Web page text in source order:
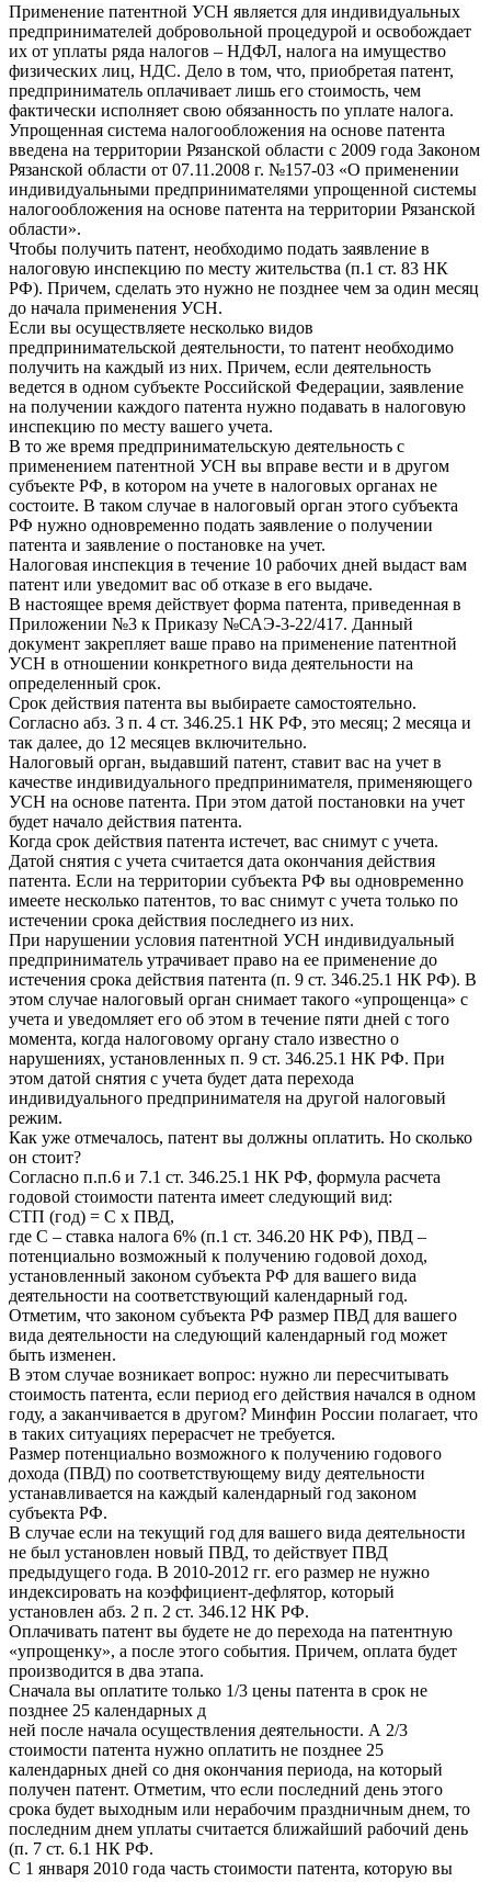
Применение патентной УСН является для индивидуальных
предпринимателей добровольной процедурой и освобождает
их от уплаты ряда налогов – НДФЛ, налога на имущество
физических лиц, НДС. Дело в том, что, приобретая патент,
предприниматель оплачивает лишь его стоимость, чем
фактически исполняет свою обязанность по уплате налога.
Упрощенная система налогообложения на основе патента
введена на территории Рязанской области с 2009 года Законом
Рязанской области от 07.11.2008 г. №157-03 «О применении
индивидуальными предпринимателями упрощенной системы
налогообложения на основе патента на территории Рязанской
области».
Чтобы получить патент, необходимо подать заявление в
налоговую инспекцию по месту жительства (п.1 ст. 83 НК
РФ). Причем, сделать это нужно не позднее чем за один месяц
до начала применения УСН.
Если вы осуществляете несколько видов
предпринимательской деятельности, то патент необходимо
получить на каждый из них. Причем, если деятельность
ведется в одном субъекте Российской Федерации, заявление
на получении каждого патента нужно подавать в налоговую
инспекцию по месту вашего учета.
В то же время предпринимательскую деятельность с
применением патентной УСН вы вправе вести и в другом
субъекте РФ, в котором на учете в налоговых органах не
состоите. В таком случае в налоговый орган этого субъекта
РФ нужно одновременно подать заявление о получении
патента и заявление о постановке на учет.
Налоговая инспекция в течение 10 рабочих дней выдаст вам
патент или уведомит вас об отказе в его выдаче.
В настоящее время действует форма патента, приведенная в
Приложении №3 к Приказу №САЭ-3-22/417. Данный
документ закрепляет ваше право на применение патентной
УСН в отношении конкретного вида деятельности на
определенный срок.
Срок действия патента вы выбираете самостоятельно.
Согласно абз. 3 п. 4 ст. 346.25.1 НК РФ, это месяц; 2 месяца и
так далее, до 12 месяцев включительно.
Налоговый орган, выдавший патент, ставит вас на учет в
качестве индивидуального предпринимателя, применяющего
УСН на основе патента. При этом датой постановки на учет
будет начало действия патента.
Когда срок действия патента истечет, вас снимут с учета.
Датой снятия с учета считается дата окончания действия
патента. Если на территории субъекта РФ вы одновременно
имеете несколько патентов, то вас снимут с учета только по
истечении срока действия последнего из них.
При нарушении условия патентной УСН индивидуальный
предприниматель утрачивает право на ее применение до
истечения срока действия патента (п. 9 ст. 346.25.1 НК РФ). В
этом случае налоговый орган снимает такого «упрощенца» с
учета и уведомляет его об этом в течение пяти дней с того
момента, когда налоговому органу стало известно о
нарушениях, установленных п. 9 ст. 346.25.1 НК РФ. При
этом датой снятия с учета будет дата перехода
индивидуального предпринимателя на другой налоговый
режим.
Как уже отмечалось, патент вы должны оплатить. Но сколько
он стоит?
Согласно п.п.6 и 7.1 ст. 346.25.1 НК РФ, формула расчета
годовой стоимости патента имеет следующий вид:
СТП (год) = C х ПВД,
где С – ставка налога 6% (п.1 ст. 346.20 НК РФ), ПВД –
потенциально возможный к получению годовой доход,
установленный законом субъекта РФ для вашего вида
деятельности на соответствующий календарный год.
Отметим, что законом субъекта РФ размер ПВД для вашего
вида деятельности на следующий календарный год может
быть изменен.
В этом случае возникает вопрос: нужно ли пересчитывать
стоимость патента, если период его действия начался в одном
году, а заканчивается в другом? Минфин России полагает, что
в таких ситуациях перерасчет не требуется.
Размер потенциально возможного к получению годового
дохода (ПВД) по соответствующему виду деятельности
устанавливается на каждый календарный год законом
субъекта РФ.
В случае если на текущий год для вашего вида деятельности
не был установлен новый ПВД, то действует ПВД
предыдущего года. В 2010-2012 гг. его размер не нужно
индексировать на коэффициент-дефлятор, который
установлен абз. 2 п. 2 ст. 346.12 НК РФ.
Оплачивать патент вы будете не до перехода на патентную
«упрощенку», а после этого события. Причем, оплата будет
производится в два этапа.
Сначала вы оплатите только 1/3 цены патента в срок не
позднее 25 календарных д
ней после начала осуществления деятельности. А 2/3
стоимости патента нужно оплатить не позднее 25
календарных дней cо дня окончания периода, на который
получен патент. Отметим, что если последний день этого
срока будет выходным или нерабочим праздничным днем, то
последним днем уплаты считается ближайший рабочий день
(п. 7 ст. 6.1 НК РФ.
С 1 января 2010 года часть стоимости патента, которую вы